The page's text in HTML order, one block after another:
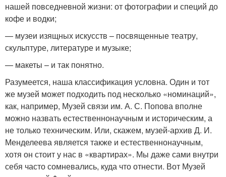
нашей повседневной жизни: от фотографии и специй до
кофе и водки;
— музеи изящных искусств – посвященные театру,
скульптуре, литературе и музыке;
— макеты – и так понятно.
Разумеется, наша классификация условна. Один и тот
же музей может подходить под несколько «номинаций»,
как, например, Музей связи им. А. С. Попова вполне
можно назвать естественнонаучным и историческим, а
не только техническим. Или, скажем, музей-архив Д. И.
Менделеева является также и естественнонаучным,
хотя он стоит у нас в «квартирах». Мы даже сами внутри
себя часто сомневались, куда что отнести. Вот Музей